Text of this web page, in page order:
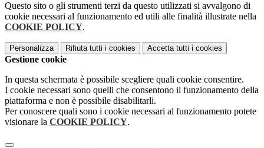
Questo sito o gli strumenti terzi da questo utilizzati si avvalgono di
cookie necessari al funzionamento ed utili alle finalità illustrate nella
COOKIE POLICY.
Personalizza Rifiuta tutti i cookies Accetta tutti i cookies
Gestione cookie
In questa schermata è possibile scegliere quali cookie consentire.
I cookie necessari sono quelli che consentono il funzionamento della
piattaforma e non è possibile disabilitarli.
Per conoscere quali sono i cookie necessari al funzionamento potete
visionare la COOKIE POLICY.